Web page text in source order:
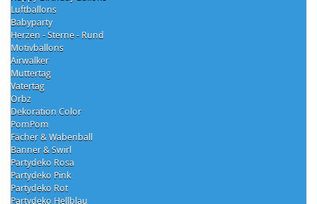
Luftballons
Babyparty
Herzen - Sterne - Rund
Motivballons
Airwalker
Muttertag
Vatertag
Orbz
Dekoration Color
PomPom
Fächer & Wabenball
Banner & Swirl
Partydeko Rosa
Partydeko Pink
Partydeko Rot
Partydeko Hellblau